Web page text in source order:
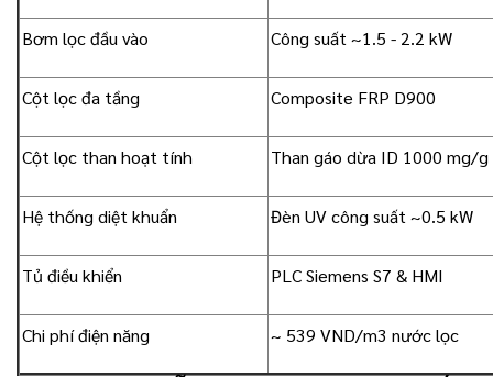
Bơm lọc đầu vào Công suất ~1.5 - 2.2 kW
Cột lọc đa tầng Composite FRP D900
Cột lọc than hoạt tính Than gáo dừa ID 1000 mg/g
Hệ thống diệt khuẩn Đèn UV công suất ~0.5 kW
Tủ điều khiển PLC Siemens S7 & HMI
Chi phí điện năng ~ 539 VND/m3 nước lọc